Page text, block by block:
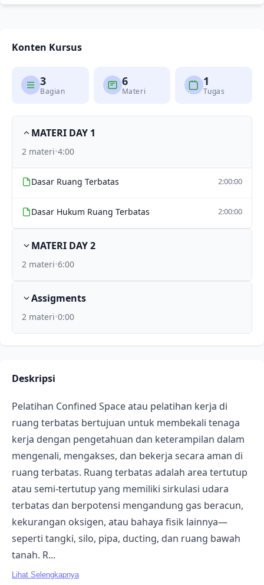
Konten Kursus
3
Bagian
6
Materi
1
Tugas
MATERI DAY 1
2 materi•4:00
Dasar Ruang Terbatas 2:00:00
Dasar Hukum Ruang Terbatas 2:00:00
MATERI DAY 2
2 materi•6:00
Assigments
2 materi•0:00
Deskripsi
Pelatihan Confined Space atau pelatihan kerja di
ruang terbatas bertujuan untuk membekali tenaga
kerja dengan pengetahuan dan keterampilan dalam
mengenali, mengakses, dan bekerja secara aman di
ruang terbatas. Ruang terbatas adalah area tertutup
atau semi-tertutup yang memiliki sirkulasi udara
terbatas dan berpotensi mengandung gas beracun,
kekurangan oksigen, atau bahaya fisik lainnya—
seperti tangki, silo, pipa, ducting, dan ruang bawah
tanah. R...
Lihat Selengkapnya